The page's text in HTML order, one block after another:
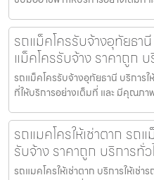
รถแม็คโครรับจ้างอุทัยธานี
แม็คโครรับจ้าง ราคาถูก
รถแม็คโครรับจ้างอุทัยธานี บริการ
ที่ให้บริการอย่างเต็มที่ และ มีคุณภา
รถแมคโครให้เช่าตาก รถแ
รับจ้าง ราคาถูก บริการทั่ว
รถแมคโครให้เช่าตาก บริการให้เช่